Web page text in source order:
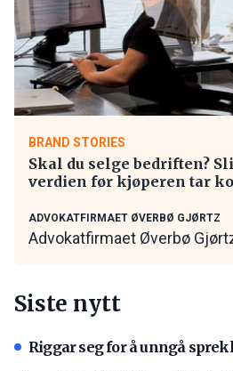
BRAND STORIES
Skal du selge bedriften?
verdien før kjøperen tar
ADVOKATFIRMAET ØVERBØ GJØRTZ
Advokatfirmaet Øverbø
Siste nytt
Riggar seg for å unngå